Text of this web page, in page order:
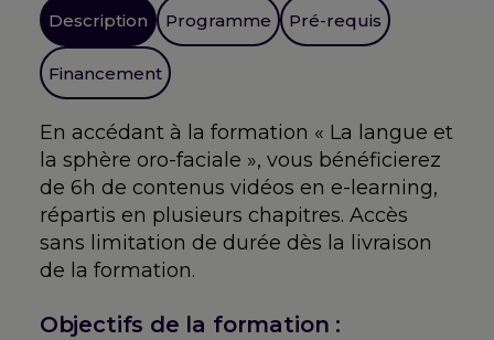
la
sphère
oro-
faciale
Description Programme Pré-requis
Financement
En accédant à la formation « La langue et
la sphère oro-faciale », vous bénéficierez
de 6h de contenus vidéos en e-learning,
répartis en plusieurs chapitres. Accès
sans limitation de durée dès la livraison
de la formation.
Objectifs de la formation :